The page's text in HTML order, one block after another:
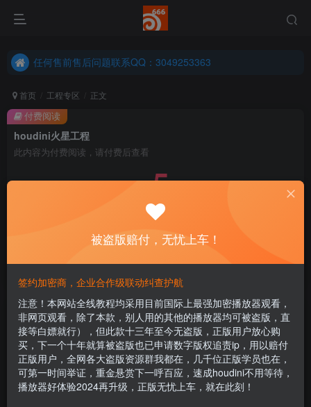
任何售前售后问题联系QQ：3049253363
任何售前售后问题联系QQ：3049253363
首页 工程专区 正文
houdini火星工程
此内容为付费阅读，请付费后查看
5
立即购买
付费阅读
houdini火星工程
风中玫瑰丶李游
1年前更新
关注 私信
390
被盗版赔付，无忧上车！
签约加密商，企业合作级联动纠查护航
注意！本网站全线教程均采用目前国际上最强加密播放器观看，
非网页观看，除了本款，别人用的其他的播放器均可被盗版，直
接等白嫖就行），但此款十三年至今无盗版，正版用户放心购
买，下一个十年就算被盗版也已申请数字版权追责ip，用以赔付
正版用户，全网各大盗版资源群我都在，几千位正版学员也在，
可第一时间举证，重金悬赏下一呼百应，速成houdini不用等待，
播放器好体验2024再升级，正版无忧上车，就在此刻！